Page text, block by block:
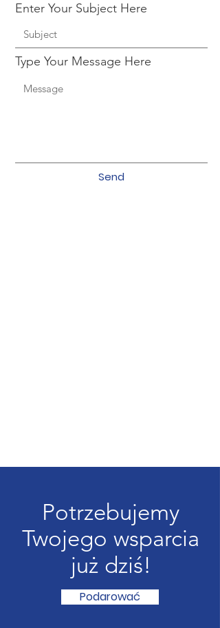
Enter Your Subject Here
Type Your Message Here
Send
Potrzebujemy
Twojego wsparcia
już dziś!
Podarować